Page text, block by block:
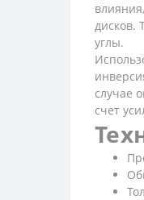
дисков.
углы.
случае
счет